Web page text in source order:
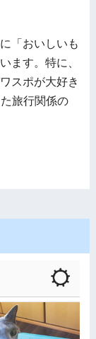
「おいしいも
ます。特に、
スポが大好き
旅行関係の